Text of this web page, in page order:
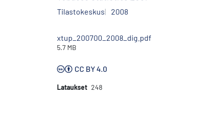
Tilastokeskus 2008
xtup_200700_2008_dig.pdf
5.7 MB
CC BY 4.0
Lataukset 248